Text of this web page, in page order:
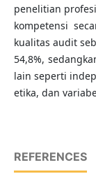
penelitian
kompetensi
kualitas audit
54,8%,
lain seperti
etika, dan
REFERENCES